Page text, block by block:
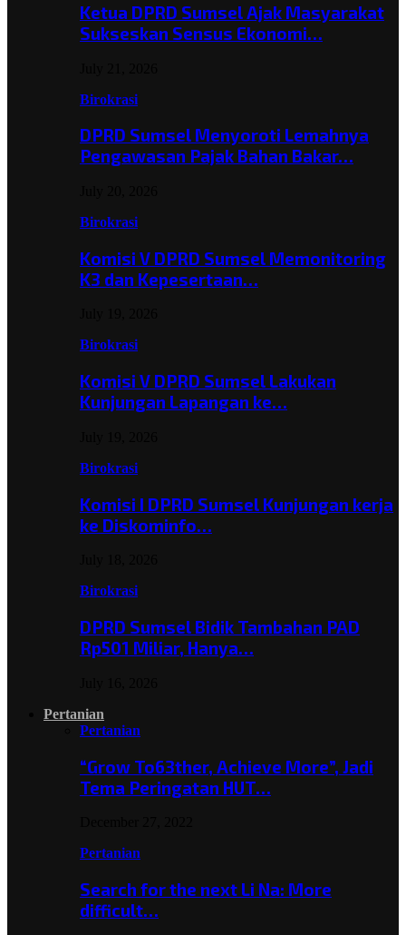
Ketua DPRD Sumsel Ajak Masyarakat
Sukseskan Sensus Ekonomi…
Birokrasi
DPRD Sumsel Menyoroti Lemahnya
Pengawasan Pajak Bahan Bakar…
Birokrasi
Komisi V DPRD Sumsel Memonitoring
K3 dan Kepesertaan…
Birokrasi
Komisi V DPRD Sumsel Lakukan
Kunjungan Lapangan ke…
Birokrasi
Komisi I DPRD Sumsel Kunjungan kerja
ke Diskominfo…
Birokrasi
DPRD Sumsel Bidik Tambahan PAD
Rp501 Miliar, Hanya…
Pertanian
Pertanian
“Grow To63ther, Achieve More”, Jadi
Tema Peringatan HUT…
Pertanian
Search for the next Li Na: More
difficult…